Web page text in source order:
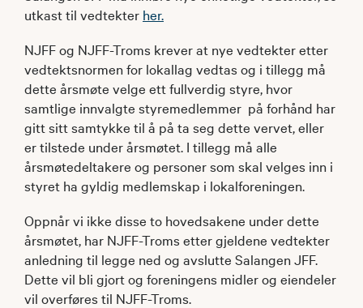
utkast til vedtekter her.
NJFF og NJFF-Troms krever at nye vedtekter etter
vedtektsnormen for lokallag vedtas og i tillegg må
dette årsmøte velge ett fullverdig styre, hvor
samtlige innvalgte styremedlemmer på forhånd har
gitt sitt samtykke til å på ta seg dette vervet, eller
er tilstede under årsmøtet. I tillegg må alle
årsmøtedeltakere og personer som skal velges inn i
styret ha gyldig medlemskap i lokalforeningen.
Oppnår vi ikke disse to hovedsakene under dette
årsmøtet, har NJFF-Troms etter gjeldene vedtekter
anledning til legge ned og avslutte Salangen JFF.
Dette vil bli gjort og foreningens midler og eiendeler
vil overføres til NJFF-Troms.